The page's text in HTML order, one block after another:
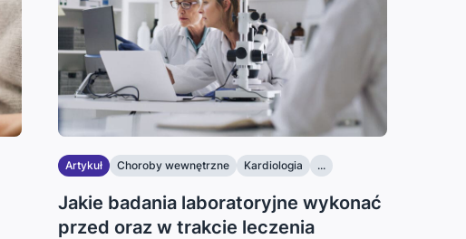
Artykuł Choroby wewnętrzne Kardiologia ...
Jakie badania laboratoryjne wykonać
przed oraz w trakcie leczenia